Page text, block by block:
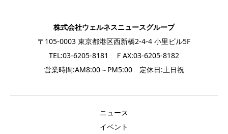
株式会社ウェルネスニュースグループ
〒105-0003 東京都港区西新橋2-4-4 小里ビル5F
TEL:03-6205-8181 ＦAX:03-6205-8182
営業時間:AM8:00～PM5:00 定休日:土日祝
ニュース
イベント